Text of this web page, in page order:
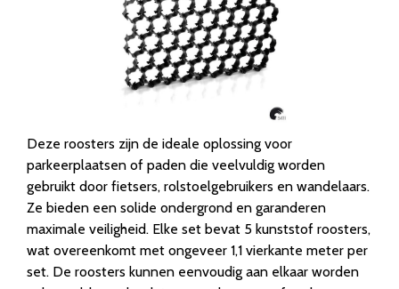
Deze roosters zijn de ideale oplossing voor
parkeerplaatsen of paden die veelvuldig worden
gebruikt door fietsers, rolstoelgebruikers en wandelaars.
Ze bieden een solide ondergrond en garanderen
maximale veiligheid. Elke set bevat 5 kunststof roosters,
wat overeenkomt met ongeveer 1,1 vierkante meter per
set. De roosters kunnen eenvoudig aan elkaar worden